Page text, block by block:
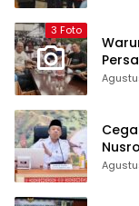
3 Foto